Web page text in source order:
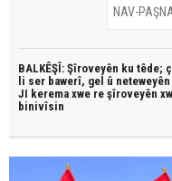
BALKÊŞÎ: Şîroveyên ku têde;
li ser bawerî, gel û
JI kerema xwe re şîroveyên
binivîsin